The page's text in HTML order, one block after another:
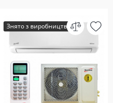
Знято з виробництва